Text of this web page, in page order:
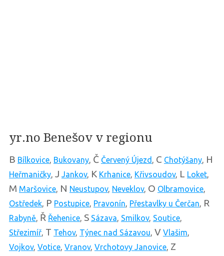
yr.no Benešov v regionu
B Bílkovice, Bukovany, Č Červený Újezd , C Chotýšany, H
Heřmaničky, J Jankov, K Krhanice, Křivsoudov, L Loket,
M Maršovice, N Neustupov, Neveklov, O Olbramovice,
Ostředek, P Postupice, Pravonín, Přestavlky u Čerčan, R
Rabyně, Ř Řehenice, S Sázava, Smilkov, Soutice,
Střezimíř, T Tehov, Týnec nad Sázavou, V Vlašim,
Vojkov, Votice, Vranov, Vrchotovy Janovice, Z